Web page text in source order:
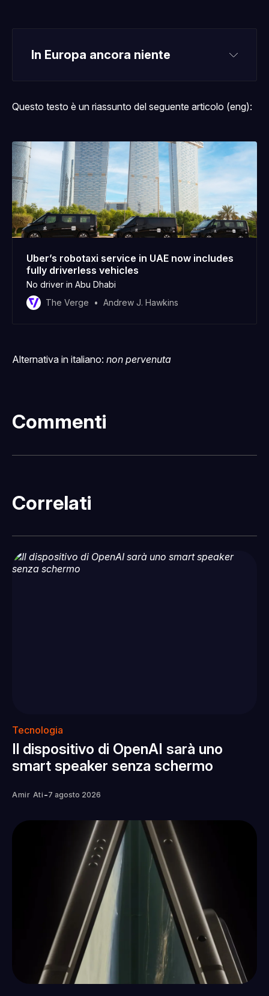
In Europa ancora niente
Questo testo è un riassunto del seguente articolo (eng):
Uber’s robotaxi service in UAE now includes
fully driverless vehicles
No driver in Abu Dhabi
The Verge
Andrew J. Hawkins
Alternativa in italiano: non pervenuta
Commenti
Correlati
Tecnologia
Il dispositivo di OpenAI sarà uno
smart speaker senza schermo
Amir Ati -7 agosto 2026